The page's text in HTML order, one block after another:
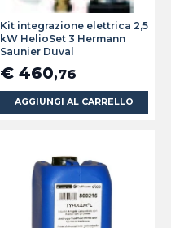
Kit integrazione elettrica 2,5
kW HelioSet 3 Hermann
Saunier Duval
€ 460,76
AGGIUNGI AL CARRELLO